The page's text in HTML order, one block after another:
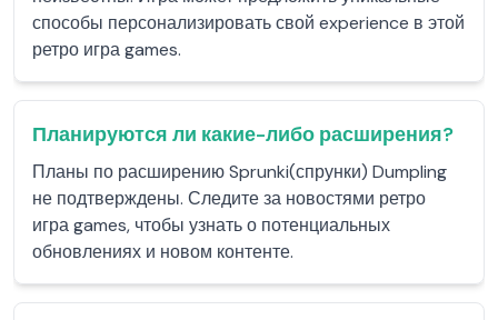
способы персонализировать свой experience в этой
ретро игра games.
Планируются ли какие-либо расширения?
Планы по расширению Sprunki(спрунки) Dumpling
не подтверждены. Следите за новостями ретро
игра games, чтобы узнать о потенциальных
обновлениях и новом контенте.